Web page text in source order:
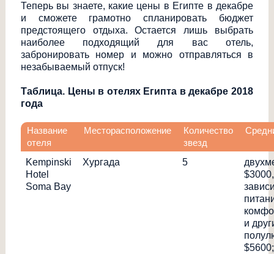
Теперь вы знаете, какие цены в Египте в декабре
и сможете грамотно спланировать бюджет
предстоящего отдыха. Остается лишь выбрать
наиболее подходящий для вас отель,
забронировать номер и можно отправляться в
незабываемый отпуск!
Таблица. Цены в отелях Египта в декабре 2018
года
Название
отеля
Месторасположение
Количество
звезд
Kempinski
Hotel
Soma Bay
Хургада 5
и
$5600;